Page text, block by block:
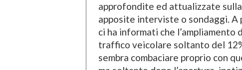
approfondite ed attualizzate
apposite interviste o sondaggi.
ci ha informati che
traffico veicolare soltanto del
sembra combaciare proprio con